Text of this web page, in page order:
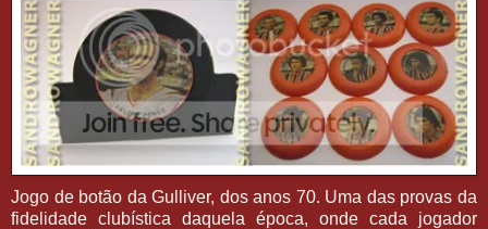
Jogo de botão da Gulliver, dos anos 70. Uma das provas da
fidelidade clubística daquela época, onde cada jogador